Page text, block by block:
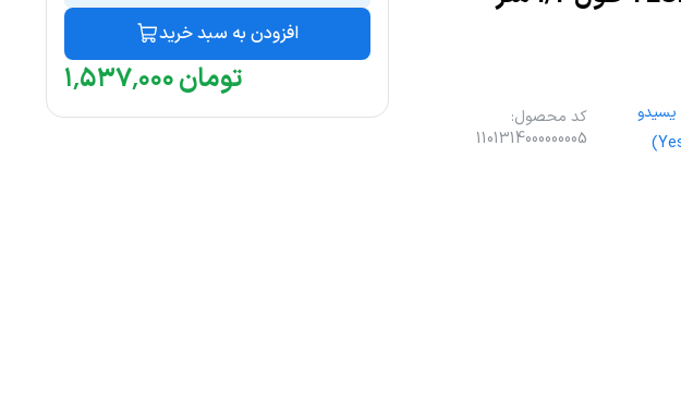
یسیدو
کد محصول:
1101314000000005
افزودن به سبد خرید
۱٬۵۳۷٬۰۰۰تومان